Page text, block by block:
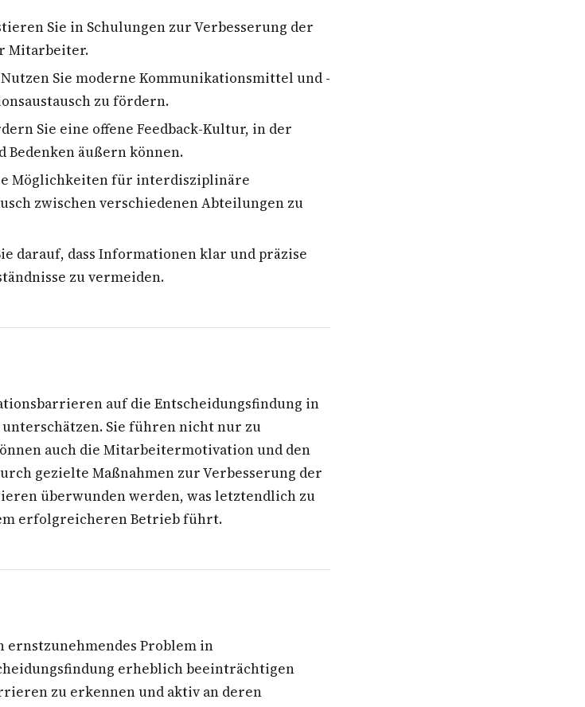
Sie in Schulungen zur Verbesserung der
Mitarbeiter.
Nutzen Sie moderne Kommunikationsmittel und -
zu fördern.
Sie eine offene Feedback-Kultur, in der
äußern können.
Möglichkeiten für interdisziplinäre
zwischen verschiedenen Abteilungen zu
darauf, dass Informationen klar und präzise
zu vermeiden.
auf die Entscheidungsfindung in
Sie führen nicht nur zu
auch die Mitarbeitermotivation und den
gezielte Maßnahmen zur Verbesserung der
überwunden werden, was letztendlich zu
erfolgreicheren Betrieb führt.
Problem in
erheblich beeinträchtigen
zu erkennen und aktiv an deren